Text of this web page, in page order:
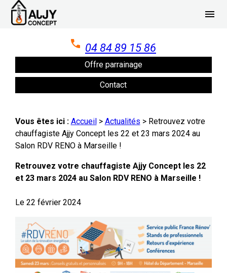
menu
04 84 89 15 86
Offre parrainage
Contact
Vous êtes ici : Accueil> Actualités > Retrouvez votre
chauffagiste Ajjy Concept les 22 et 23 mars 2024 au
Salon RDV RENO à Marseille !
Retrouvez votre chauffagiste Ajjy Concept les 22
et 23 mars 2024 au Salon RDV RENO à Marseille !
Le 22 février 2024
Panneau de gestion des cookies